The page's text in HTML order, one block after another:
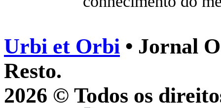
Urbi et Orbi • Jornal
Resto.
2026 © Todos os